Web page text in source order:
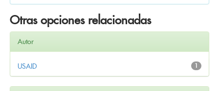
Otras opciones relacionadas
Autor
1
USAID